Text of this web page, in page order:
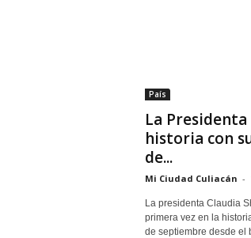
País
La
historia con
de...
Mi Ciudad Culiacán -
La presidenta Claudia
primera vez en la
de septiembre desde el